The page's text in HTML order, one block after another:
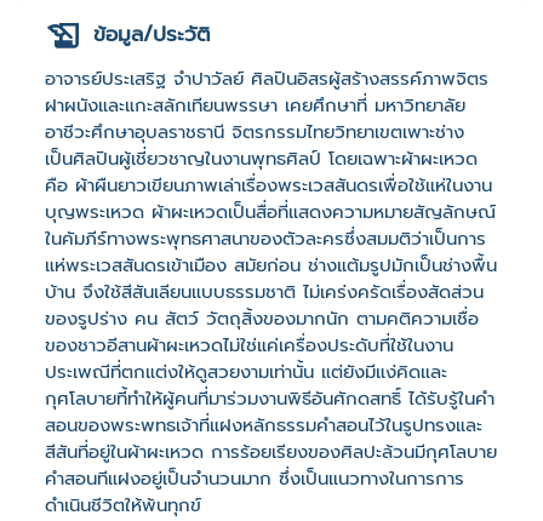
ข้อมูล/ประวัติ
อาจารย์ประเสริฐ จำปาวัลย์ ศิลปินอิสรผู้สร้างสรรค์ภาพจิตร
ฝาผนังและแกะสลักเทียนพรรษา เคยศึกษาที่ มหาวิทยาลัย
อาชีวะศึกษาอุบลราชธานี จิตรกรรมไทยวิทยาเขตเพาะช่าง
เป็นศิลปินผู้เชี่ยวชาญในงานพุทธศิลป์ โดยเฉพาะผ้าผะเหวด
คือ ผ้าผืนยาวเขียนภาพเล่าเรื่องพระเวสสันดรเพื่อใช้แห่ในงาน
บุญพระเหวด ผ้าผะเหวดเป็นสื่อที่แสดงความหมายสัญลักษณ์
ในคัมภีร์ทางพระพุทธศาสนาของตัวละครซึ่งสมมติว่าเป็นการ
แห่พระเวสสันดรเข้าเมือง สมัยก่อน ช่างแต้มรูปมักเป็นช่างพื้น
บ้าน จึงใช้สีสันเลียนแบบธรรมชาติ ไม่เคร่งครัดเรื่องสัดส่วน
ของรูปร่าง คน สัตว์ วัตถุสิ้งของมากนัก ตามคติความเชื่อ
ของชาวอีสานผ้าผะเหวดไม่ใช่แค่เครื่องประดับที่ใช้ในงาน
ประเพณีที่ตกแต่งให้ดูสวยงามเท่านั้น แต่ยังมีแง่คิดและ
กุศโลบายที้ทำให้ผู้คนที่มาร่วมงานพิธีอันศักดสทธิ์ ได้รับรู้ในคำ
สอนของพระพทธเจ้าที่แฝงหลักธรรมคำสอนไว้ในรูปทรงและ
สีสันที่อยู่ในผ้าผะเหวด การร้อยเรียงของศิลปะล้วนมีกุศโลบาย
คำสอนทีแฝงอยู่เป็นจำนวนมาก ซึ่งเป็นแนวทางในการการ
ดำเนินชีวิตให้พ้นทุกข์